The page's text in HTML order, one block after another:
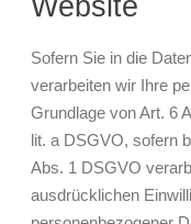
Website
Sofern Sie in die
verarbeiten wir Ihre
Grundlage von Art. 6
lit. a DSGVO, sofern
Abs. 1 DSGVO
ausdrücklichen